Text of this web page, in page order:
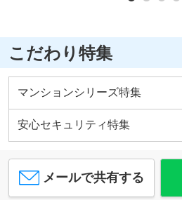
こだわり特集
マンションシリーズ特集
安心セキュリティ特集
メールで共有する